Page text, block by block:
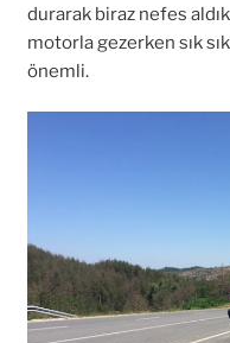
durarak biraz nefes
motorla gezerken sık
önemli.